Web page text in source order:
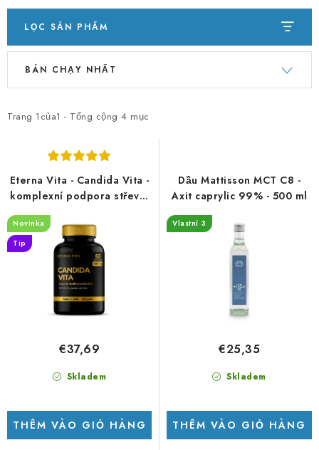
LỌC SẢN PHẨM
D
h
c
h
s
ả
n
Trang 1 của1 - Tổng cộng 4 mục
P
n
ạ
i
s
ả
n
BÁN CHẠY NHẤT
Eterna Vita - Candida Vita -
komplexní podpora střevní
rovnováhy 60 kapslí
Novinka
Tip
Skladem
€37,69
THÊM VÀO GIỎ HÀNG
Dầu Mattisson MCT C8 -
Axit caprylic 99% - 500 ml
Vlastní 3
Skladem
€25,35
THÊM VÀO GIỎ HÀNG